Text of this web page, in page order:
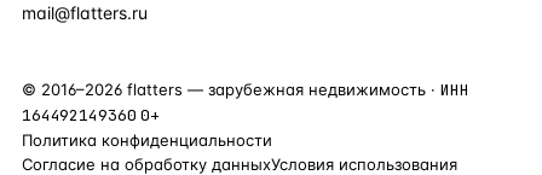
mail@flatters.ru
© 2016–2026 flatters — зарубежная недвижимость · ИНН
164492149360 0+
Политика конфиденциальности
Согласие на обработку данныхУсловия использования